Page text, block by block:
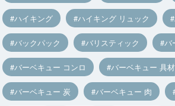
ハイキング ハイキング リュック
バックパック バリスティック バ
バーベキュー コンロ バーベキュー 具材
バーベキュー 炭 バーベキュー 肉